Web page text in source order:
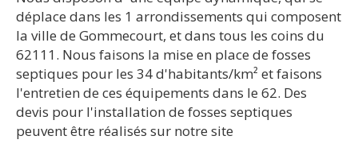
déplace dans les 1 arrondissements qui composent
la ville de Gommecourt, et dans tous les coins du
62111. Nous faisons la mise en place de fosses
septiques pour les 34 d'habitants/km² et faisons
l'entretien de ces équipements dans le 62. Des
devis pour l'installation de fosses septiques
peuvent être réalisés sur notre site